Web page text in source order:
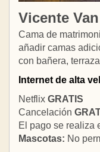
Vicente
Cama de
añadir camas
con bañera,
Internet de alta
Netflix GRATIS
Cancelación
El pago se realiza
Mascotas: No